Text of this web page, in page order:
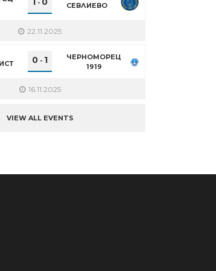
- СЕВЛИЕВО
22.11.2025
0 - 1
ЧЕРНОМОРЕЦ
1919
16.11.2025
VIEW ALL EVENTS